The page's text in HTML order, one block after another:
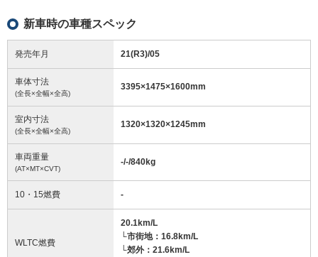
新車時の車種スペック
発売年月 21(R3)/05
車体寸法
(全長×全幅×全高)
3395×1475×1600mm
室内寸法
(全長×全幅×全高)
1320×1320×1245mm
車両重量
(AT×MT×CVT)
-/-/840kg
10・15燃費 -
WLTC燃費
20.1km/L
└市街地：16.8km/L
└郊外：21.6km/L